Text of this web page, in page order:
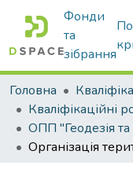
Фонди
та
зібрання
Головна